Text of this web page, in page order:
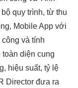
quy trình, từ thu
Mobile App với
và tính
diện cung
hiệu suất, tỷ lệ
Director đưa ra